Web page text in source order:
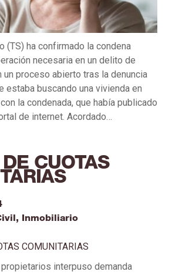
(TS) ha confirmado la condena
necesaria en un delito de
un proceso abierto tras la denuncia
estaba buscando una vivienda en
la condenada, que había publicado
de internet. Acordado…
CUOTAS
, Inmobiliario
interpuso demanda